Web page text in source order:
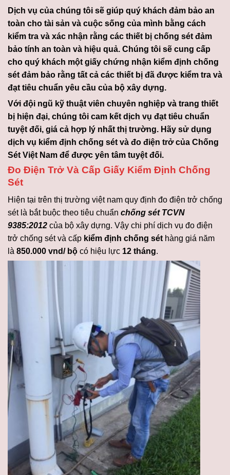
Dịch vụ của chúng tôi sẽ giúp quý khách đảm bảo an
toàn cho tài sản và cuộc sống của mình bằng cách
kiểm tra và xác nhận rằng các thiết bị chống sét đảm
bảo tính an toàn và hiệu quả. Chúng tôi sẽ cung cấp
cho quý khách một giấy chứng nhận kiểm định chống
sét đảm bảo rằng tất cả các thiết bị đã được kiểm tra và
đạt tiêu chuẩn yêu cầu của bộ xây dựng.
Với đội ngũ kỹ thuật viên chuyên nghiệp và trang thiết
bị hiện đại, chúng tôi cam kết dịch vụ đạt tiêu chuẩn
tuyệt đối, giá cả hợp lý nhất thị trường. Hãy sử dụng
dịch vụ kiểm định chống sét và đo điện trở của Chống
Sét Việt Nam để được yên tâm tuyệt đối.
Đo Điện Trở Và Cấp Giấy Kiểm Định Chống
Sét
Hiện tại trên thị trường việt nam quy định đo điện trở chống
sét là bắt buộc theo tiêu chuẩn chống sét TCVN
9385:2012 của bộ xây dựng. Vậy chi phí dịch vụ đo điện
trở chống sét và cấp kiểm định chống sét hàng giá năm
là 850.000 vnd/ bộ có hiệu lực 12 tháng.